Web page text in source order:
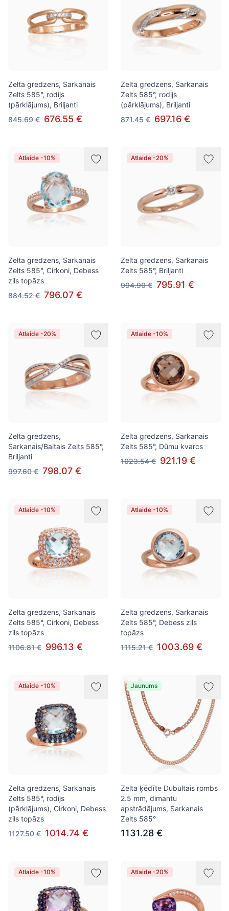
Zelta gredzens, Sarkanais
Zelts 585°, rodijs
(pārklājums), Briljanti
845.69 € 676.55 €
Zelta gredzens, Sarkanais
Zelts 585°, rodijs
(pārklājums), Briljanti
871.45 € 697.16 €
Atlaide -10%
Zelta gredzens, Sarkanais
Zelts 585°, Cirkoni, Debess
zils topāzs
884.52 € 796.07 €
Atlaide -20%
Zelta gredzens, Sarkanais
Zelts 585°, Briljanti
994.90 € 795.91 €
Atlaide -20%
Zelta gredzens,
Sarkanais/Baltais Zelts 585°,
Briljanti
997.60 € 798.07 €
Atlaide -10%
Zelta gredzens, Sarkanais
Zelts 585°, Dūmu kvarcs
1023.54 € 921.19 €
Atlaide -10%
Zelta gredzens, Sarkanais
Zelts 585°, Cirkoni, Debess
zils topāzs
1106.81 € 996.13 €
Atlaide -10%
Zelta gredzens, Sarkanais
Zelts 585°, Debess zils
topāzs
1115.21 € 1003.69 €
Atlaide -10%
Zelta gredzens, Sarkanais
Zelts 585°, rodijs
(pārklājums), Cirkoni, Debess
zils topāzs
1127.50 € 1014.74 €
Jaunums
Zelta ķēdīte Dubultais rombs
2.5 mm, dimantu
apstrādājums, Sarkanais
Zelts 585°
1131.28 €
Atlaide -10% Atlaide -20%